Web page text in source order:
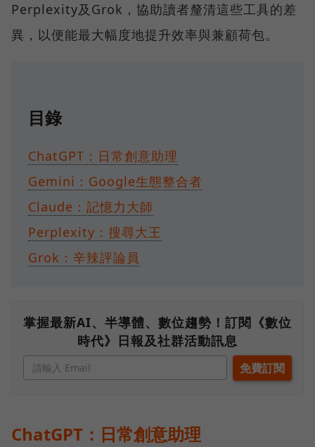
Perplexity及Grok，協助讀者釐清這些工具的差
異，以便能最大幅度地提升效率與兼顧荷包。
目錄
ChatGPT：日常創意助理
Gemini：Google生態整合者
Claude：記憶力大師
Perplexity：搜尋大王
Grok：辛辣評論員
掌握最新AI、半導體、數位趨勢！訂閱《數位
時代》日報及社群活動訊息
ChatGPT：日常創意助理